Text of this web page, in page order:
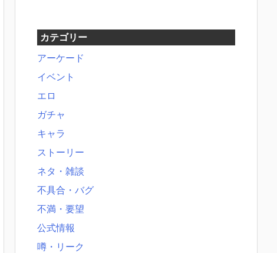
カテゴリー
アーケード
イベント
エロ
ガチャ
キャラ
ストーリー
ネタ・雑談
不具合・バグ
不満・要望
公式情報
噂・リーク